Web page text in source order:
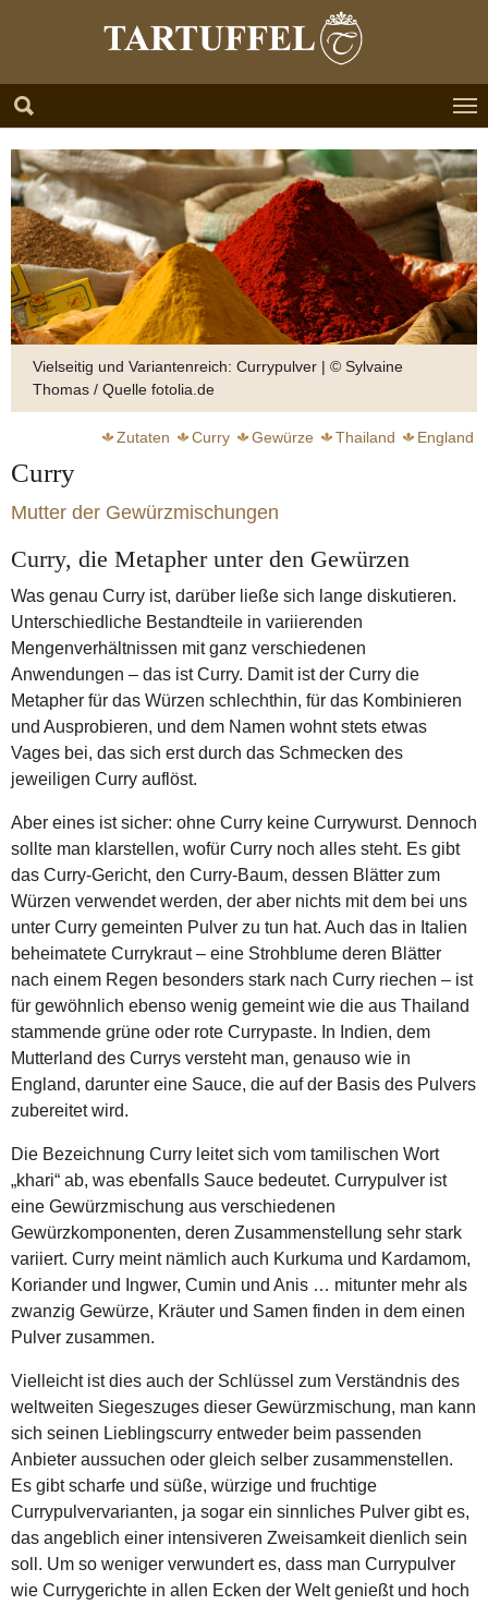
Vielseitig und Variantenreich: Currypulver | © Sylvaine
Thomas / Quelle fotolia.de
Zutaten Curry Gewürze Thailand England
Curry
Mutter der Gewürzmischungen
Curry, die Metapher unter den Gewürzen
Was genau Curry ist, darüber ließe sich lange diskutieren.
Unterschiedliche Bestandteile in variierenden
Mengenverhältnissen mit ganz verschiedenen
Anwendungen – das ist Curry. Damit ist der Curry die
Metapher für das Würzen schlechthin, für das Kombinieren
und Ausprobieren, und dem Namen wohnt stets etwas
Vages bei, das sich erst durch das Schmecken des
jeweiligen Curry auflöst.
Aber eines ist sicher: ohne Curry keine Currywurst. Dennoch
sollte man klarstellen, wofür Curry noch alles steht. Es gibt
das Curry-Gericht, den Curry-Baum, dessen Blätter zum
Würzen verwendet werden, der aber nichts mit dem bei uns
unter Curry gemeinten Pulver zu tun hat. Auch das in Italien
beheimatete Currykraut – eine Strohblume deren Blätter
nach einem Regen besonders stark nach Curry riechen – ist
für gewöhnlich ebenso wenig gemeint wie die aus Thailand
stammende grüne oder rote Currypaste. In Indien, dem
Mutterland des Currys versteht man, genauso wie in
England, darunter eine Sauce, die auf der Basis des Pulvers
zubereitet wird.
Die Bezeichnung Curry leitet sich vom tamilischen Wort
„khari“ ab, was ebenfalls Sauce bedeutet. Currypulver ist
eine Gewürzmischung aus verschiedenen
Gewürzkomponenten, deren Zusammenstellung sehr stark
variiert. Curry meint nämlich auch Kurkuma und Kardamom,
Koriander und Ingwer, Cumin und Anis … mitunter mehr als
zwanzig Gewürze, Kräuter und Samen finden in dem einen
Pulver zusammen.
Vielleicht ist dies auch der Schlüssel zum Verständnis des
weltweiten Siegeszuges dieser Gewürzmischung, man kann
sich seinen Lieblingscurry entweder beim passenden
Anbieter aussuchen oder gleich selber zusammenstellen.
Es gibt scharfe und süße, würzige und fruchtige
Currypulvervarianten, ja sogar ein sinnliches Pulver gibt es,
das angeblich einer intensiveren Zweisamkeit dienlich sein
soll. Um so weniger verwundert es, dass man Currypulver
wie Currygerichte in allen Ecken der Welt genießt und hoch